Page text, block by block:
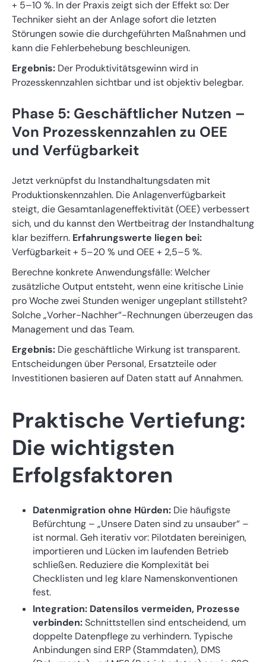
+ 5–10 %. In der Praxis zeigt sich der Effekt so: Der
Techniker sieht an der Anlage sofort die letzten
Störungen sowie die durchgeführten Maßnahmen und
kann die Fehlerbehebung beschleunigen.
Ergebnis: Der Produktivitätsgewinn wird in
Prozesskennzahlen sichtbar und ist objektiv belegbar.
Phase 5: Geschäftlicher Nutzen –
Von Prozesskennzahlen zu OEE
und Verfügbarkeit
Jetzt verknüpfst du Instandhaltungsdaten mit
Produktionskennzahlen. Die Anlagenverfügbarkeit
steigt, die Gesamtanlageneffektivität (OEE) verbessert
sich, und du kannst den Wertbeitrag der Instandhaltung
klar beziffern. Erfahrungswerte liegen bei:
Verfügbarkeit + 5–20 % und OEE + 2,5–5 %.
Berechne konkrete Anwendungsfälle: Welcher
zusätzliche Output entsteht, wenn eine kritische Linie
pro Woche zwei Stunden weniger ungeplant stillsteht?
Solche „Vorher-Nachher“-Rechnungen überzeugen das
Management und das Team.
Ergebnis: Die geschäftliche Wirkung ist transparent.
Entscheidungen über Personal, Ersatzteile oder
Investitionen basieren auf Daten statt auf Annahmen.
Praktische Vertiefung:
Die wichtigsten
Erfolgsfaktoren
Datenmigration ohne Hürden: Die häufigste
Befürchtung – „Unsere Daten sind zu unsauber“ –
ist normal. Geh iterativ vor: Pilotdaten bereinigen,
importieren und Lücken im laufenden Betrieb
schließen. Reduziere die Komplexität bei
Checklisten und leg klare Namenskonventionen
fest.
Integration: Datensilos vermeiden, Prozesse
verbinden:Schnittstellen sind entscheidend, um
doppelte Datenpflege zu verhindern. Typische
Anbindungen sind ERP (Stammdaten), DMS